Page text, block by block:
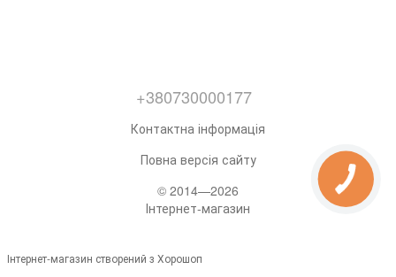
+380730000177
Контактна інформація
Повна версія сайту
© 2014—2026
Інтернет-магазин
Інтернет-магазин створений з Хорошоп